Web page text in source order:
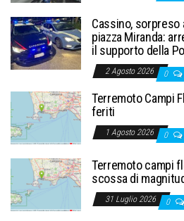
Cassino,
piazza Miranda:
il supporto della
2 Agosto 2026 0
Terremoto Campi
feriti
1 Agosto 2026 0
Terremoto campi
scossa di
31 Luglio 2026 0